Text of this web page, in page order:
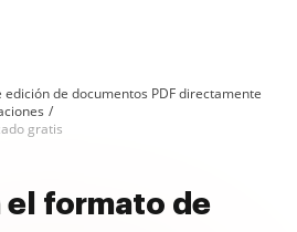
de documentos PDF directamente
gratis
el formato de